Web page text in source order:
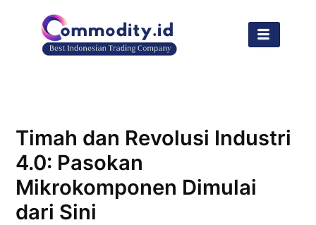
Timah dan Revolusi Industri
4.0: Pasokan
Mikrokomponen Dimulai
dari Sini